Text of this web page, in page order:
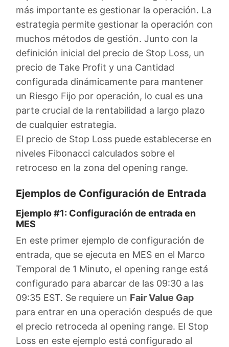
más importante es gestionar la operación. La
estrategia permite gestionar la operación con
muchos métodos de gestión. Junto con la
definición inicial del precio de Stop Loss, un
precio de Take Profit y una Cantidad
configurada dinámicamente para mantener
un Riesgo Fijo por operación, lo cual es una
parte crucial de la rentabilidad a largo plazo
de cualquier estrategia.
El precio de Stop Loss puede establecerse en
niveles Fibonacci calculados sobre el
retroceso en la zona del opening range.
Ejemplos de Configuración de Entrada
Ejemplo #1: Configuración de entrada en
MES
En este primer ejemplo de configuración de
entrada, que se ejecuta en MES en el Marco
Temporal de 1 Minuto, el opening range está
configurado para abarcar de las 09:30 a las
09:35 EST. Se requiere un Fair Value Gap
para entrar en una operación después de que
el precio retroceda al opening range. El Stop
Loss en este ejemplo está configurado al